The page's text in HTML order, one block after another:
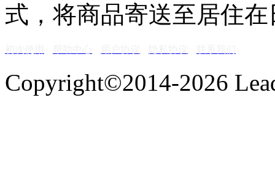
式，将商品寄送至居住
Copyright©2014-2026